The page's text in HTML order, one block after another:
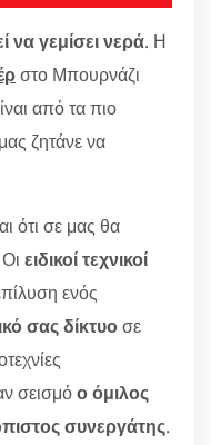
γεμίσει νερά. Η
στο Μπουρνάζι
από τα πιο
ζητάνε να
ότι σε μας θα
ειδικοί τεχνικοί
ενός
σας δίκτυοσε
σεισμόο όμιλος
συνεργάτης.